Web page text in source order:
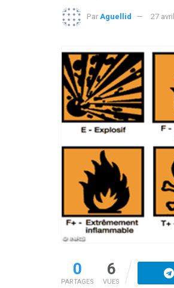
ParAguellid 27
0
PARTAGES
6
VUES